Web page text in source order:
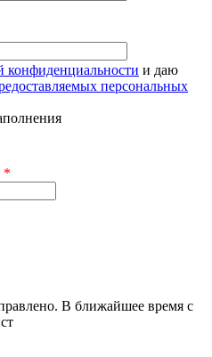
конфиденциальности и даю
персональных
*
В ближайшее время с